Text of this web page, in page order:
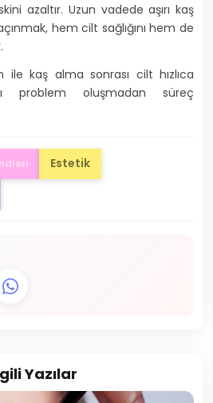
azaltır. Uzun vadede aşırı kaş
hem cilt sağlığını hem de
ile kaş alma sonrası cilt hızlıca
problem oluşmadan süreç
Estetik
Yazılar